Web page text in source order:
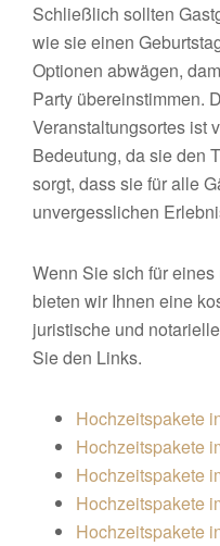
Schließlich sollten
wie sie einen
Optionen abwägen,
Party übereinstimmen.
Veranstaltungsortes ist
Bedeutung, da sie den
sorgt, dass sie für alle
unvergesslichen
Wenn Sie sich für
bieten wir Ihnen eine
juristische und
Sie den Links.
Hochzeitspakete
Hochzeitspakete
Hochzeitspakete
Hochzeitspakete
Hochzeitspakete